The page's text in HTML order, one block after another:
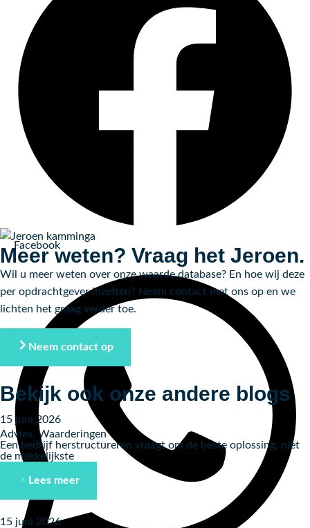
Facebook
Meer weten? Vraag het Jeroen.
Wil u meer weten over onze waarde database? En hoe wij deze
per opdrachtgever inzetten? Neem contact met ons op en we
lichten het graag verder toe.
Neem contact op
Bekijk ook onze andere blogs
15 juni 2026
Advies, Waarderingen
Een bedrijf herstructureren vraagt om de beste oplossing, niet
de makkelijkste
Lees meer
15 juni 2026